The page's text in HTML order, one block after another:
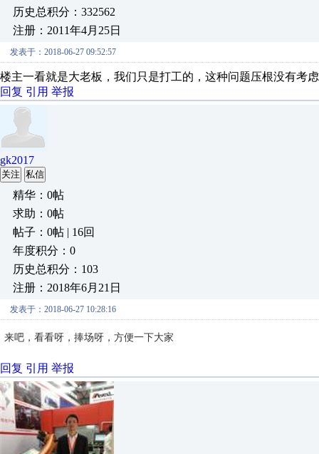
历史总积分：332562
注册：2011年4月25日
发表于：2018-06-27 09:52:57
楼主一看就是大老板，我们只是打工的，这种问题压根没有考
回复 引用 举报
gk2017
关注 私信
精华：0帖
求助：0帖
帖子：0帖 | 16回
年度积分：0
历史总积分：103
注册：2018年6月21日
发表于：2018-06-27 10:28:16
来吧，看看呀，捧场呀，方便一下大家
回复 引用 举报